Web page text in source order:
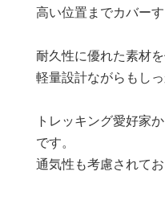
高い位置までカバー
耐久性に優れた素材
軽量設計ながらもし
トレッキング愛好家
です。
通気性も考慮されて